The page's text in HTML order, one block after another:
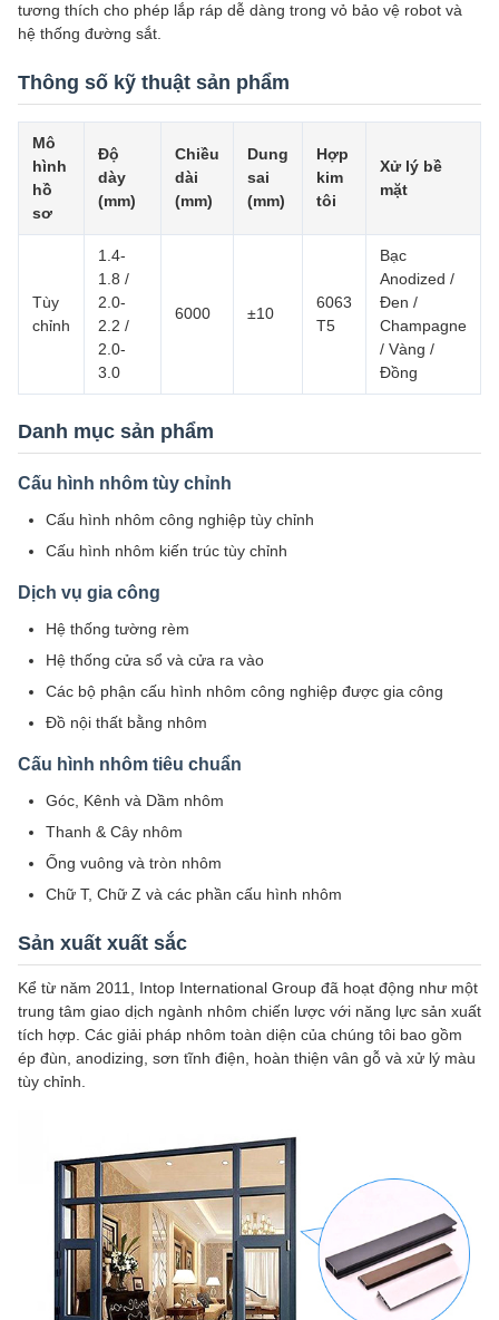
tương thích cho phép lắp ráp dễ dàng trong vỏ bảo vệ robot và
hệ thống đường sắt.
Thông số kỹ thuật sản phẩm
Mô
hình
hồ
sơ
Độ
dày
(mm)
Chiều
dài
(mm)
Dung
sai
(mm)
Hợp
kim
tôi
Xử lý bề
mặt
Tùy
chỉnh
1.4-
1.8 /
2.0-
2.2 /
2.0-
3.0
6000 ±10
6063
T5
Bạc
Anodized /
Đen /
Champagne
/ Vàng /
Đồng
Danh mục sản phẩm
Cấu hình nhôm tùy chỉnh
Cấu hình nhôm công nghiệp tùy chỉnh
Cấu hình nhôm kiến trúc tùy chỉnh
Dịch vụ gia công
Hệ thống tường rèm
Hệ thống cửa sổ và cửa ra vào
Các bộ phận cấu hình nhôm công nghiệp được gia công
Đồ nội thất bằng nhôm
Cấu hình nhôm tiêu chuẩn
Góc, Kênh và Dầm nhôm
Thanh & Cây nhôm
Ống vuông và tròn nhôm
Chữ T, Chữ Z và các phần cấu hình nhôm
Sản xuất xuất sắc
Kể từ năm 2011, Intop International Group đã hoạt động như một
trung tâm giao dịch ngành nhôm chiến lược với năng lực sản xuất
tích hợp. Các giải pháp nhôm toàn diện của chúng tôi bao gồm
ép đùn, anodizing, sơn tĩnh điện, hoàn thiện vân gỗ và xử lý màu
tùy chỉnh.